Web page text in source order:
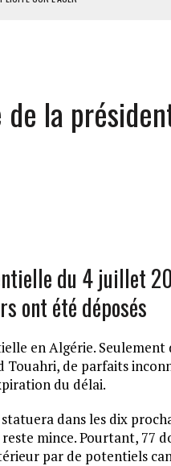
la
du 4 juillet
ont été déposés
en Algérie. Seulement
Touahri, de parfaits
du délai.
dans les dix
mince. Pourtant, 77
par de potentiels